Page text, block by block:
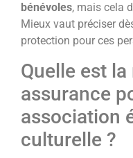
bénévoles, mais cela
Mieux vaut préciser
protection pour ces
Quelle est
assurance
association
culturelle ?